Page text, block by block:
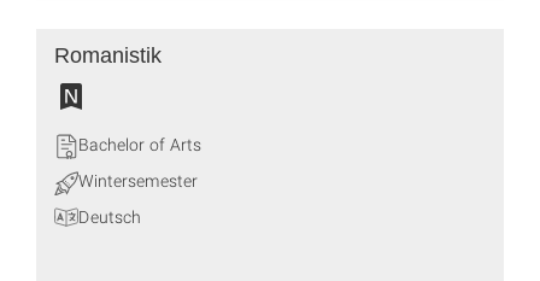
Romanistik
Bachelor of Arts
Wintersemester
Deutsch